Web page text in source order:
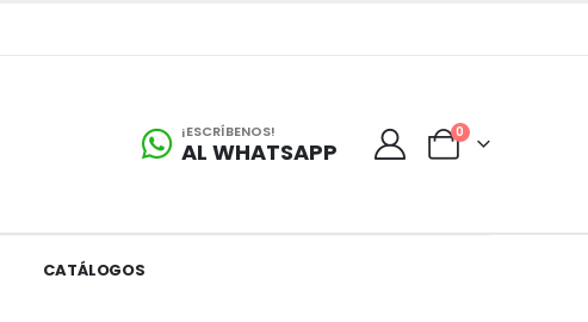
¡ESCRÍBENOS!
AL WHATSAPP
0
CATÁLOGOS